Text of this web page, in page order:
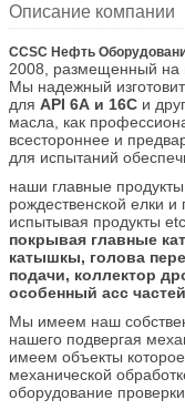
Описание компании
CCSC Нефть
2008, размещенный на
Мы надежный
для API 6A и 16C и
масла, как
всестороннее и
для испытаний
наши главные
рождественской елки
испытывая продукты
покрывая главные
катышкы, голова
подачи, коллектор
особенный acc
промышленности
Мы имеем наш
нашего подвергая
имеем объекты
механической
оборудование проверки